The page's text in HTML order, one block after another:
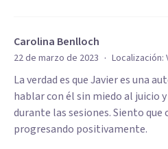
Carolina Benlloch
22 de marzo de 2023 · Localización:
La verdad es que Javier es una
hablar con él sin miedo al juicio
durante las sesiones. Siento que
progresando positivamente.